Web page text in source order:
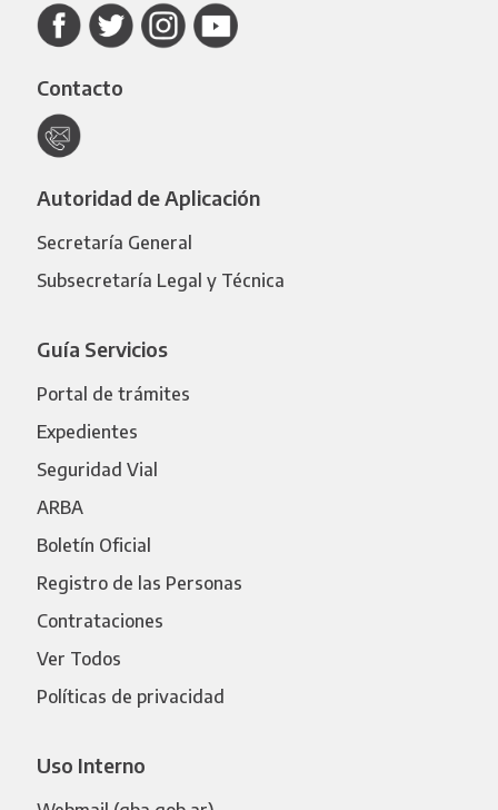
Contacto
Autoridad de Aplicación
Secretaría General
Subsecretaría Legal y Técnica
Guía Servicios
Portal de trámites
Expedientes
Seguridad Vial
ARBA
Boletín Oficial
Registro de las Personas
Contrataciones
Ver Todos
Políticas de privacidad
Uso Interno